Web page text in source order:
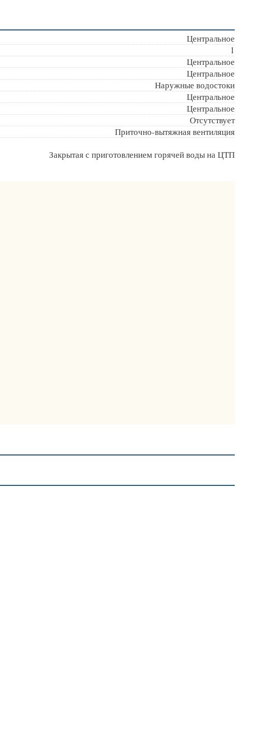
Центральное
1
Центральное
Центральное
Наружные водостоки
Центральное
Центральное
Отсутствует
Приточно-вытяжная вентиляция
Закрытая с приготовлением горячей воды на ЦТП